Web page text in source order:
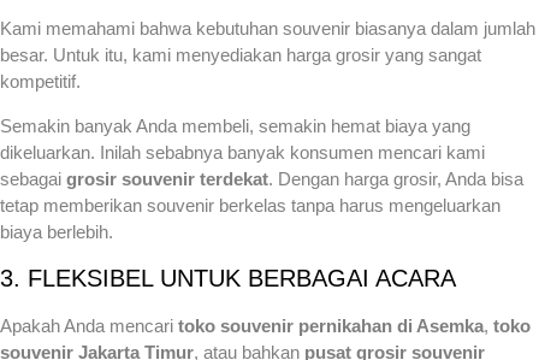
Kami memahami bahwa kebutuhan souvenir biasanya dalam jumlah
besar. Untuk itu, kami menyediakan harga grosir yang sangat
kompetitif.
Semakin banyak Anda membeli, semakin hemat biaya yang
dikeluarkan. Inilah sebabnya banyak konsumen mencari kami
sebagai grosir souvenir terdekat. Dengan harga grosir, Anda bisa
tetap memberikan souvenir berkelas tanpa harus mengeluarkan
biaya berlebih.
3. FLEKSIBEL UNTUK BERBAGAI ACARA
Apakah Anda mencari toko souvenir pernikahan di Asemka, toko
souvenir Jakarta Timur, atau bahkan pusat grosir souvenir